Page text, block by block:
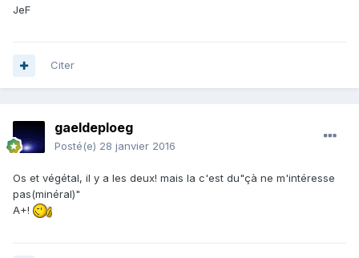
JeF
Citer
gaeldeploeg
Posté(e) 28 janvier 2016
Os et végétal, il y a les deux! mais la c'est du"çà ne m'intéresse
pas(minéral)"
A+!